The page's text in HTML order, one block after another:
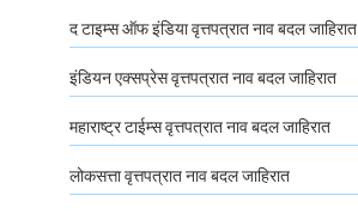
द टाइम्स ऑफ इंडिया वृत्तपत्रात नाव बदल जाहिरात
इंडियन एक्सप्रेस वृत्तपत्रात नाव बदल जाहिरात
महाराष्ट्र टाईम्स वृत्तपत्रात नाव बदल जाहिरात
लोकसत्ता वृत्तपत्रात नाव बदल जाहिरात